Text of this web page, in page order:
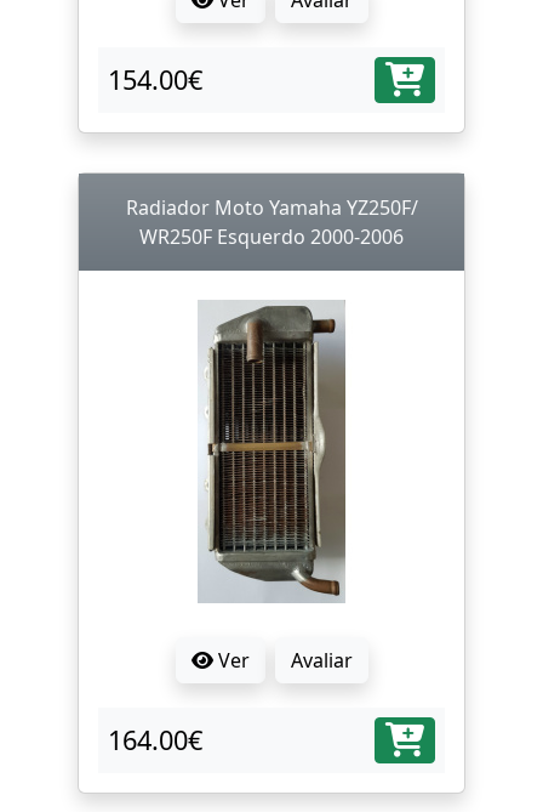
154.00€
Radiador Moto Yamaha YZ250F/
WR250F Esquerdo 2000-2006
Ver Avaliar
164.00€